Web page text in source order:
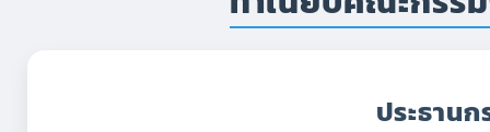
ประธาน